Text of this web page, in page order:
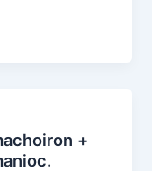
+